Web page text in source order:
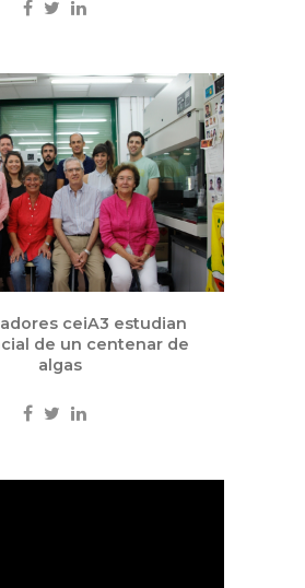
ceiA3 estudian
de un centenar de
algas